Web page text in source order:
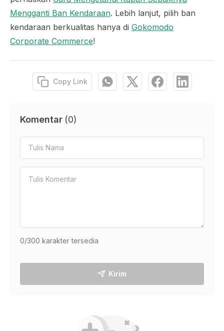
Mengganti Ban Kendaraan. Lebih lanjut, pilih ban
kendaraan berkualitas hanya di Gokomodo
Corporate Commerce!
Copy Link
Komentar (0)
0/300 karakter tersedia
Kirim